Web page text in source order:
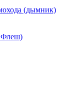
(дымник)
Флеш)